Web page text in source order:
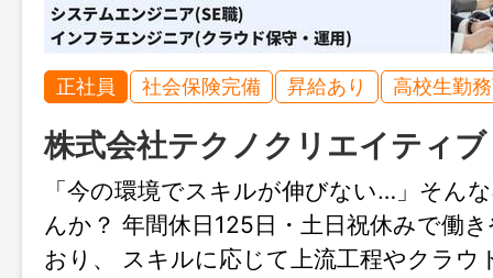
正社員 社会保険完備 昇給あり 高校生勤
株式会社テクノクリエイティ
「今の環境でスキルが伸びない…」そん
んか？ 年間休日125日・土日祝休みで働
おり、 スキルに応じて上流工程やクラウ